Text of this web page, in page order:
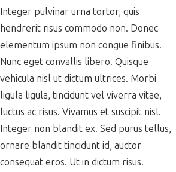
Integer pulvinar urna tortor, quis
hendrerit risus commodo non. Donec
elementum ipsum non congue finibus.
Nunc eget convallis libero. Quisque
vehicula nisl ut dictum ultrices. Morbi
ligula ligula, tincidunt vel viverra vitae,
luctus ac risus. Vivamus et suscipit nisl.
Integer non blandit ex. Sed purus tellus,
ornare blandit tincidunt id, auctor
consequat eros. Ut in dictum risus.